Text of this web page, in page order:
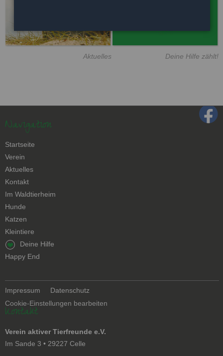
Aktuelles Deine Hilfe zählt!
Navigation
Navigation
überspringen
Startseite
Verein
Aktuelles
Kontakt
Navigation
überspringen
Im Waldtierheim
Hunde
Katzen
Kleintiere
Navigation
überspringen
Deine Hilfe
Happy End
Navigation
überspringen
Impressum
Datenschutz
Cookie-Einstellungen bearbeiten
Kontakt
Verein aktiver Tierfreunde e.V.
Im Sande 3 • 29227 Celle